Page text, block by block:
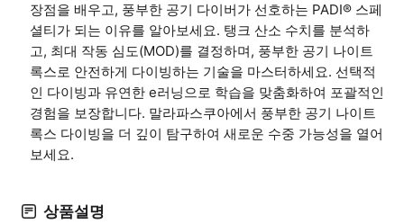
장점을 배우고, 풍부한 공기 다이버가 선호하는 PADI® 스페
셜티가 되는 이유를 알아보세요. 탱크 산소 수치를 분석하
고, 최대 작동 심도(MOD)를 결정하며, 풍부한 공기 나이트
록스로 안전하게 다이빙하는 기술을 마스터하세요. 선택적
인 다이빙과 유연한 e러닝으로 학습을 맞춤화하여 포괄적인
경험을 보장합니다. 말라파스쿠아에서 풍부한 공기 나이트
록스 다이빙을 더 깊이 탐구하여 새로운 수중 가능성을 열어
보세요.
상품설명